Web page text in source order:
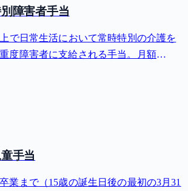
障害者手当
で日常生活において常時特別の介護を
度障害者に支給される手当。月額
手当
業まで（15歳の誕生日後の最初の3月31